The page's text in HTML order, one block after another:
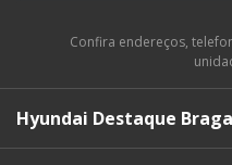
Confira endereços,
Hyundai Destaque